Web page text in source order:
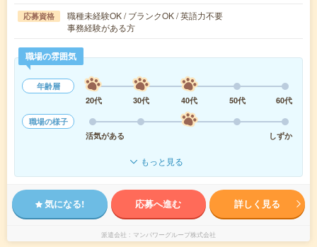
応募資格
職種未経験OK / ブランクOK / 英語力不要
事務経験がある方
職場の雰囲気
年齢層
20代
30代 40代 50代
60代
職場の様子
活気がある
しずか
もっと見る
気になる! 応募へ進む 詳しく見る
派遣会社 マンパワーグループ株式会社